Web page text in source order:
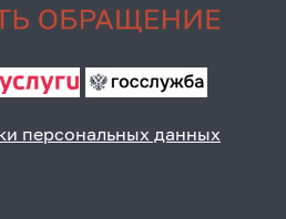
персональных данных